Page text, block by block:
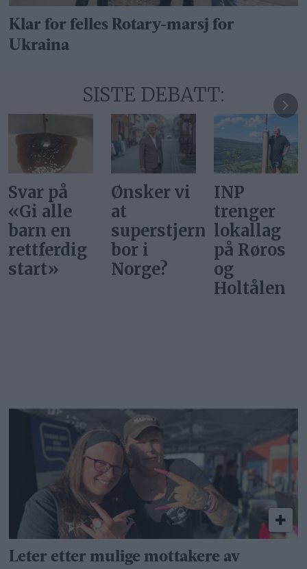
Klar for felles Rotary-marsj for
Ukraina
SISTE DEBATT:
Ønsker vi
at
superstjerner
bor i
Norge?
INP
trenger
lokallag
på Røros
og
Gi alle
barn en
rettferdig
start
Leter etter mulige mottakere av